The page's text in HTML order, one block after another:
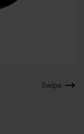
Swipe